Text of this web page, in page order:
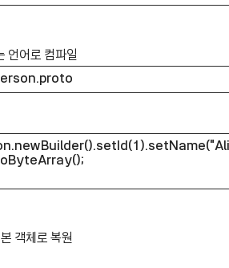
언어로 컴파일
객체로 복원